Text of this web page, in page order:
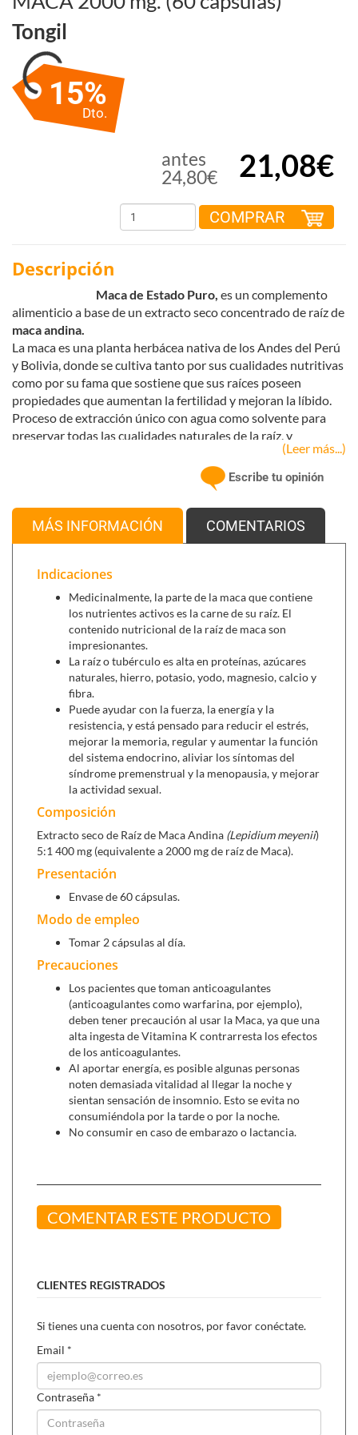
Tongil
15%
Dto.
antes
24,80€
21,08€
COMPRAR
Descripción
Maca de Estado Puro, es un complemento
alimenticio a base de un extracto seco concentrado de raíz de
maca andina.
La maca es una planta herbácea nativa de los Andes del Perú
y Bolivia, donde se cultiva tanto por sus cualidades nutritivas
como por su fama que sostiene que sus raíces poseen
propiedades que aumentan la fertilidad y mejoran la líbido.
Proceso de extracción único con agua como solvente para
preservar todas las cualidades naturales de la raíz, y
concentrado hasta el ratio 5:1. Asegura el contenido
necesario en macamidas y macaneos, ácidos grasos
poliinsaturados exclusivos reveladores de su autenticidad y
responsables de su eficacia.
Pure Emotion para Ellas (60 cápsulas)
sexual para ella.
Livta (30 cápsulas),estimulante sexual para ella.
(Leer más...)
Escribe tu opinión
MÁS INFORMACIÓN COMENTARIOS
Indicaciones
Medicinalmente, la parte de la maca que contiene
los nutrientes activos es la carne de su raíz. El
contenido nutricional de la raíz de maca son
impresionantes.
La raíz o tubérculo es alta en proteínas, azúcares
naturales, hierro, potasio, yodo, magnesio, calcio y
fibra.
Puede ayudar con la fuerza, la energía y la
resistencia, y está pensado para reducir el estrés,
mejorar la memoria, regular y aumentar la función
del sistema endocrino, aliviar los síntomas del
síndrome premenstrual y la menopausia, y mejorar
la actividad sexual.
Composición
Extracto seco de Raíz de Maca Andina (Lepidium meyenii)
5:1 400 mg (equivalente a 2000 mg de raíz de Maca).
Presentación
Envase de 60 cápsulas.
Modo de empleo
Tomar 2 cápsulas al día.
Precauciones
Los pacientes que toman anticoagulantes
(anticoagulantes como warfarina, por ejemplo),
deben tener precaución al usar la Maca, ya que una
alta ingesta de Vitamina K contrarresta los efectos
de los anticoagulantes.
Al aportar energía, es posible algunas personas
noten demasiada vitalidad al llegar la noche y
sientan sensación de insomnio. Esto se evita no
consumiéndola por la tarde o por la noche.
No consumir en caso de embarazo o lactancia.
COMENTAR ESTE PRODUCTO
CLIENTES REGISTRADOS
Si tienes una cuenta con nosotros, por favor conéctate.
Email *
Contraseña *